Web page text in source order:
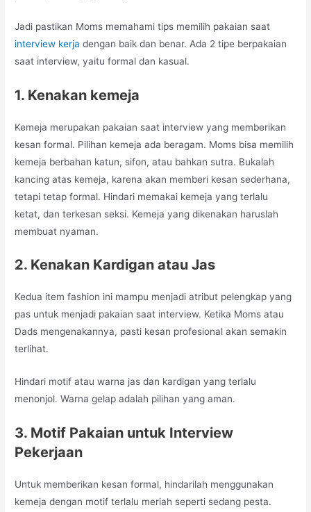
Jadi pastikan Moms memahami tips memilih pakaian saat
interview kerja dengan baik dan benar. Ada 2 tipe berpakaian
saat interview, yaitu formal dan kasual.
1. Kenakan kemeja
Kemeja merupakan pakaian saat interview yang memberikan
kesan formal. Pilihan kemeja ada beragam. Moms bisa memilih
kemeja berbahan katun, sifon, atau bahkan sutra. Bukalah
kancing atas kemeja, karena akan memberi kesan sederhana,
tetapi tetap formal. Hindari memakai kemeja yang terlalu
ketat, dan terkesan seksi. Kemeja yang dikenakan haruslah
membuat nyaman.
2. Kenakan Kardigan atau Jas
Kedua item fashion ini mampu menjadi atribut pelengkap yang
pas untuk menjadi pakaian saat interview. Ketika Moms atau
Dads mengenakannya, pasti kesan profesional akan semakin
terlihat.
Hindari motif atau warna jas dan kardigan yang terlalu
menonjol. Warna gelap adalah pilihan yang aman.
3. Motif Pakaian untuk Interview
Pekerjaan
Untuk memberikan kesan formal, hindarilah menggunakan
kemeja dengan motif terlalu meriah seperti sedang pesta.